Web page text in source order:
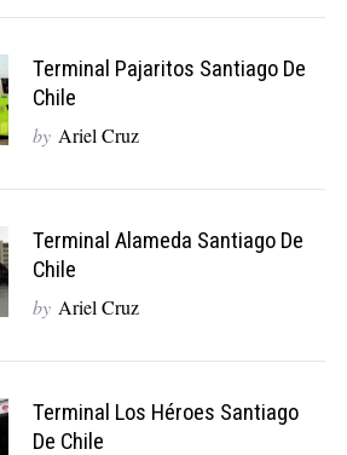
Terminal Pajaritos Santiago De
Chile
by Ariel Cruz
Terminal Alameda Santiago De
Chile
by Ariel Cruz
Terminal Los Héroes Santiago
De Chile